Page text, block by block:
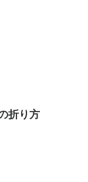
折り方